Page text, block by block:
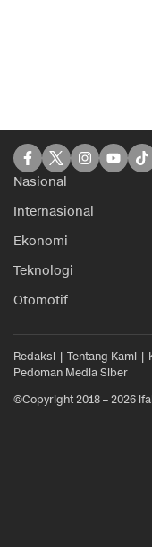
Nasional
Internasional
Ekonomi
Teknologi
Otomotif
Redaksi Tentang Kami
Pedoman Media Siber
©Copyright 2018 – 2026